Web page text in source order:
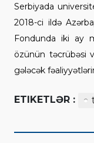
Serbiyada
2018-ci ildə
Fondunda iki ay
özünün təcrübəsi
gələcək
ETIKETLƏR :